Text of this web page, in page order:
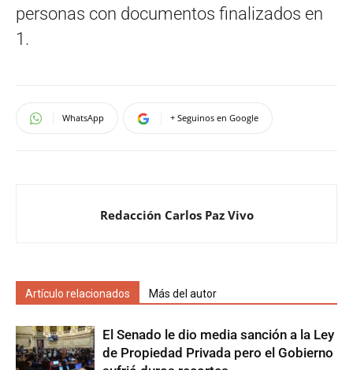
personas con documentos finalizados en
1.
WhatsApp + Seguinos en Google
Redacción Carlos Paz Vivo
Artículo relacionados Más del autor
El Senado le dio media sanción a la Ley
de Propiedad Privada pero el Gobierno